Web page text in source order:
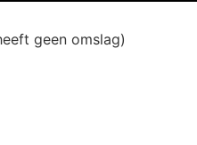
geen omslag)